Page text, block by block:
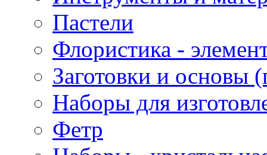
Пастели
Флористика -
Заготовки и основы
Наборы для
Фетр